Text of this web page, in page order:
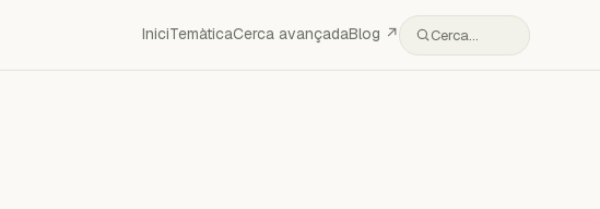
IniciTemàticaCerca avançadaBlog ↗ Cerca…